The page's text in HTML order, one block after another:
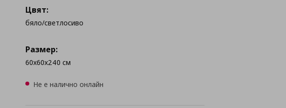
Цвят:
бяло/светлосиво
Размер:
60x60x240 см
Не е налично онлайн